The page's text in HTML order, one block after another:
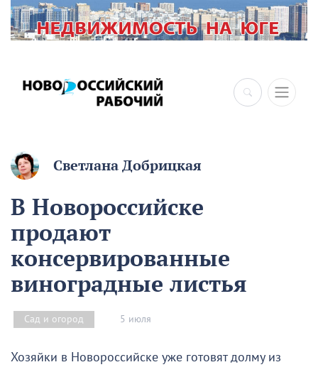
×
Светлана Добрицкая
В Новороссийске
продают
консервированные
виноградные листья
Сад и огород 5 июля
Хозяйки в Новороссийске уже готовят долму из